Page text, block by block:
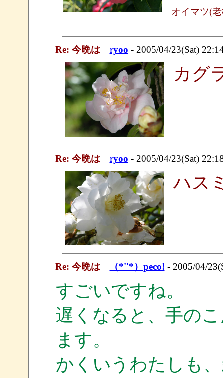
オイマツ(
Re: 今晩は ryoo - 2005/04/23(Sat)
カグ
Re: 今晩は ryoo - 2005/04/23(Sat)
ハス
Re: 今晩は （*''*）peco! - 2005/04/
すごいですね。
遅くなると、手の
ます。
かくいうわたしも